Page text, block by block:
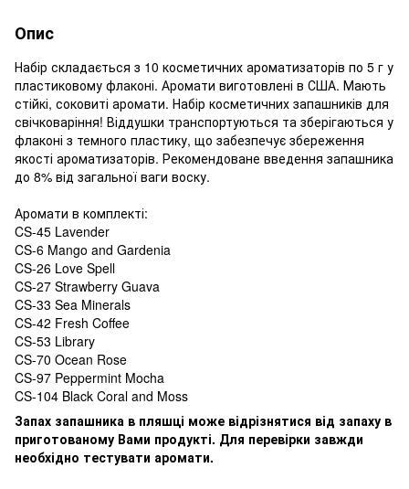
Опис
Набір складається з 10 косметичних ароматизаторів по 5 г у
пластиковому флаконі. Аромати виготовлені в США. Мають
стійкі, соковиті аромати. Набір косметичних запашників для
свічковаріння! Віддушки транспортуються та зберігаються у
флаконі з темного пластику, що забезпечує збереження
якості ароматизаторів. Рекомендоване введення запашника
до 8% від загальної ваги воску.
Аромати в комплекті:
CS-45 Lavender
CS-6 Mango and Gardenia
CS-26 Love Spell
CS-27 Strawberry Guava
CS-33 Sea Minerals
CS-42 Fresh Coffee
CS-53 Library
CS-70 Ocean Rose
CS-97 Peppermint Mocha
CS-104 Black Coral and Moss
Запах запашника в пляшці може відрізнятися від запаху в
приготованому Вами продукті. Для перевірки завжди
необхідно тестувати аромати.